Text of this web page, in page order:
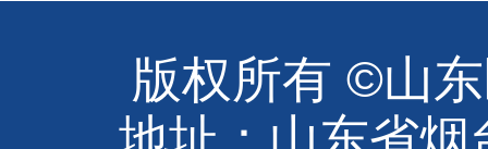
版权所有 ©山
地址：山东省